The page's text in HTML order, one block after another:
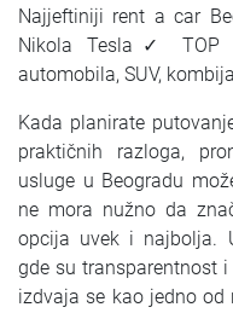
Najjeftiniji rent a car
Nikola Tesla✓ TOP
automobila, SUV,
Kada planirate
praktičnih razloga,
usluge u Beogradu
ne mora nužno da
opcija uvek i najbolja.
gde su transparentnost
izdvaja se kao jedno od